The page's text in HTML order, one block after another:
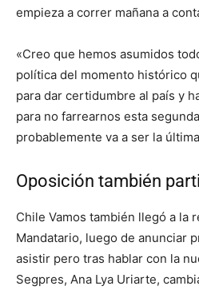
empieza a correr mañana a
«Creo que hemos asumidos
política del momento histórico
para dar certidumbre al país y
para no farrearnos esta
probablemente va a ser la
Oposición también
Chile Vamos también llegó a la
Mandatario, luego de anunciar
asistir pero tras hablar con la
Segpres, Ana Lya Uriarte,